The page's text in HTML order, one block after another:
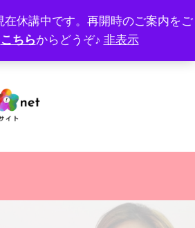
在休講中です。再開時のご案内をご
こちらからどうぞ♪ 非表示
FAQ Site map JA EN